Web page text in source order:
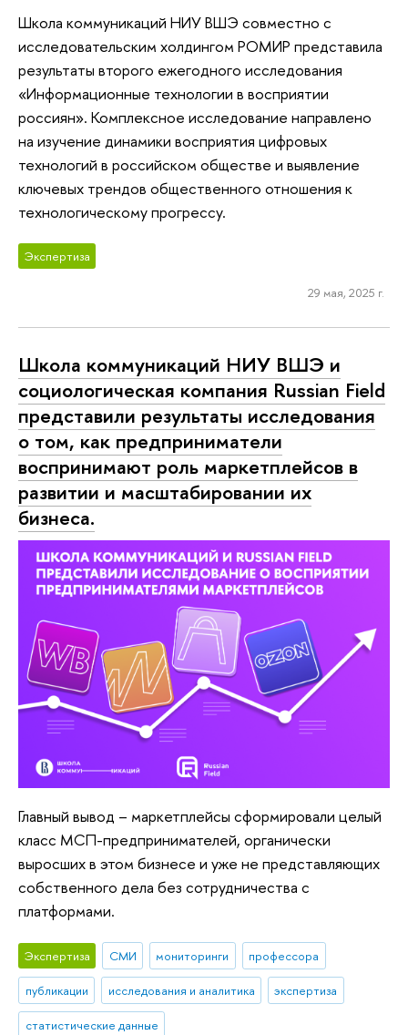
Школа коммуникаций НИУ ВШЭ совместно с
исследовательским холдингом РОМИР представила
результаты второго ежегодного исследования
«Информационные технологии в восприятии
россиян». Комплексное исследование направлено
на изучение динамики восприятия цифровых
технологий в российском обществе и выявление
ключевых трендов общественного отношения к
технологическому прогрессу.
Экспертиза
29 мая, 2025 г.
Школа коммуникаций НИУ ВШЭ и
социологическая компания Russian Field
представили результаты исследования
о том, как предприниматели
воспринимают роль маркетплейсов в
развитии и масштабировании их
бизнеса.
Главный вывод – маркетплейсы сформировали целый
класс МСП-предпринимателей, органически
выросших в этом бизнесе и уже не представляющих
собственного дела без сотрудничества с
платформами.
Экспертиза СМИ мониторинги профессора
публикации исследования и аналитика экспертиза
статистические данные